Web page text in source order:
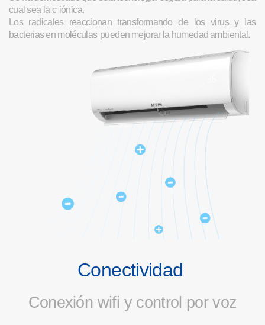
cua sea a c iónica.
Los radica es reaccionan transformando de os virus y as
bacteriasen molécu as pueden mejorar a humedad ambiental .
Conectividad
Conexión wifi y contro por voz